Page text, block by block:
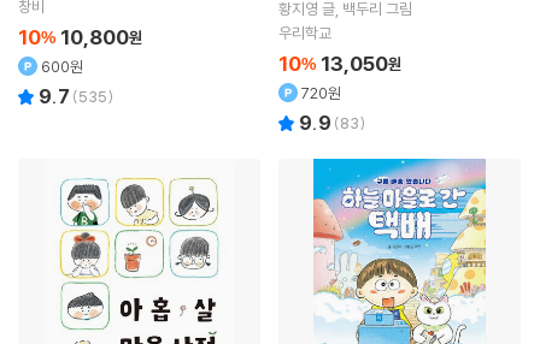
창비
10% 10,800원
600원
9.7 (535)
황지영 글 백두리 그림
우리학교
10% 13,050원
720원
9.9 (83)